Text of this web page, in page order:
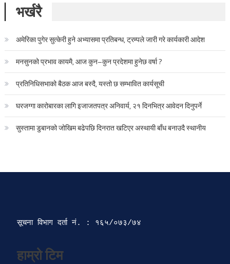
भर्खरै
अमेरिका पुगेर सुत्केरी हुने अभ्यासमा प्रतिबन्ध, ट्रम्पले जारी गरे कार्यकारी आदेश
मनसुनको प्रभाव कायमै, आज कुन–कुन प्रदेशमा हुनेछ वर्षा ?
प्रतिनिधिसभाको बैठक आज बस्दै, यस्तो छ सम्भावित कार्यसूची
घरजग्गा कारोबारका लागि इजाजतपत्र अनिवार्य, २१ दिनभित्र आवेदन दिनुपर्ने
सुस्तामा डुबानको जोखिम बढेपछि दिनरात खटिएर अस्थायी बाँध बनाउदै स्थानीय
सूचना विभाग दर्ता‍ नं. : १६५/०७३/७४
हाम्रो टिम